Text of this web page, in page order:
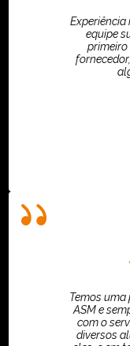
equipe
primeiro
Temos
ASM e
com o
diversos